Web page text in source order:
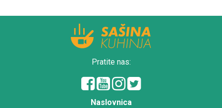
Pratite nas:
Naslovnica